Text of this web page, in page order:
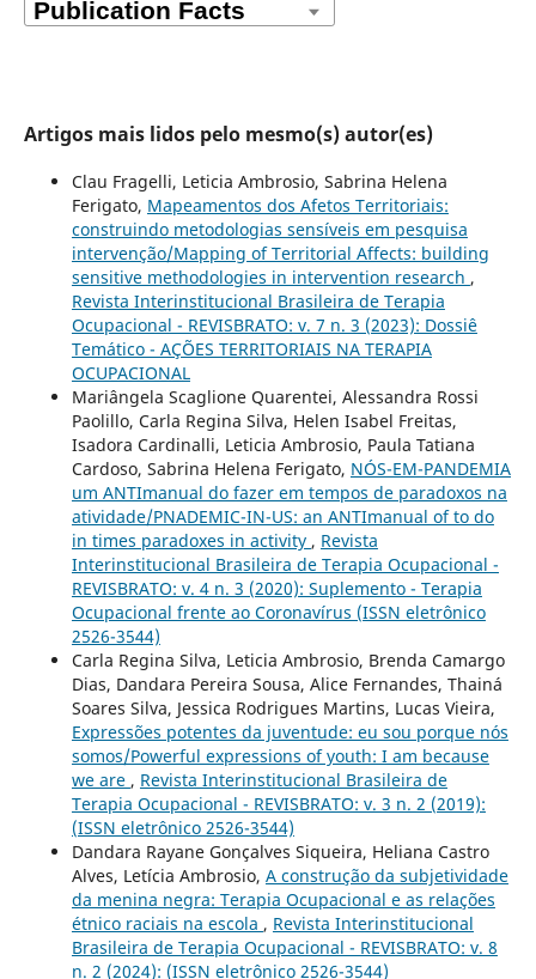
Artigos mais lidos pelo mesmo(s) autor(es)
Clau Fragelli, Leticia Ambrosio, Sabrina Helena
Ferigato, Mapeamentos dos Afetos Territoriais:
construindo metodologias sensíveis em pesquisa
intervenção/Mapping of Territorial Affects: building
sensitive methodologies in intervention research ,
Revista Interinstitucional Brasileira de Terapia
Ocupacional - REVISBRATO: v. 7 n. 3 (2023): Dossiê
Temático - AÇÕES TERRITORIAIS NA TERAPIA
OCUPACIONAL
Mariângela Scaglione Quarentei, Alessandra Rossi
Paolillo, Carla Regina Silva, Helen Isabel Freitas,
Isadora Cardinalli, Leticia Ambrosio, Paula Tatiana
Cardoso, Sabrina Helena Ferigato, NÓS-EM-PANDEMIA
um ANTImanual do fazer em tempos de paradoxos na
atividade/PNADEMIC-IN-US: an ANTImanual of to do
in times paradoxes in activity , Revista
Interinstitucional Brasileira de Terapia Ocupacional -
REVISBRATO: v. 4 n. 3 (2020): Suplemento - Terapia
Ocupacional frente ao Coronavírus (ISSN eletrônico
2526-3544)
Carla Regina Silva, Leticia Ambrosio, Brenda Camargo
Dias, Dandara Pereira Sousa, Alice Fernandes, Thainá
Soares Silva, Jessica Rodrigues Martins, Lucas Vieira,
Expressões potentes da juventude: eu sou porque nós
somos/Powerful expressions of youth: I am because
we are , Revista Interinstitucional Brasileira de
Terapia Ocupacional - REVISBRATO: v. 3 n. 2 (2019):
(ISSN eletrônico 2526-3544)
Dandara Rayane Gonçalves Siqueira, Heliana Castro
Alves, Letícia Ambrosio, A construção da subjetividade
da menina negra: Terapia Ocupacional e as relações
étnico raciais na escola , Revista Interinstitucional
Brasileira de Terapia Ocupacional - REVISBRATO: v. 8
n. 2 (2024): (ISSN eletrônico 2526-3544)